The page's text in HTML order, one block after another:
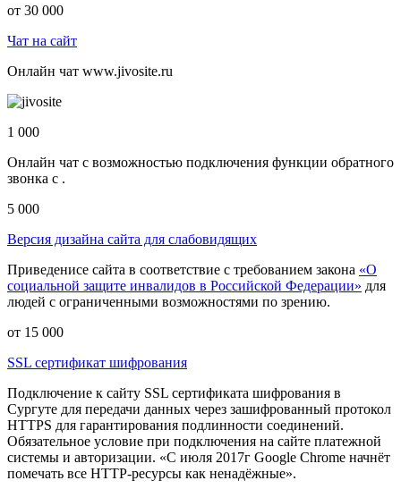
от 30 000
Чат на сайт
Онлайн чат www.jivosite.ru
1 000
Онлайн чат с возможностью подключения функции обратного
звонка с .
5 000
Версия дизайна сайта для слабовидящих
Приведенисе сайта в соответствие с требованием закона «О
социальной защите инвалидов в Российской Федерации» для
людей с ограниченными возможностями по зрению.
от 15 000
SSL сертификат шифрования
Подключение к сайту SSL сертификата шифрования в
Сургуте для передачи данных через зашифрованный протокол
HTTPS для гарантирования подлинности соединений.
Обязательное условие при подключения на сайте платежной
системы и авторизации. «С июля 2017г Google Chrome начнёт
помечать все HTTP-ресурсы как ненадёжные».